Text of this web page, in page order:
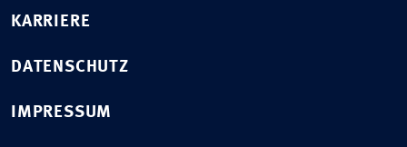
KARRIERE
DATENSCHUTZ
IMPRESSUM